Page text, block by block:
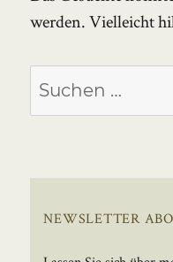
werden. Vielleicht
Suchen
nach:
NEWSLETTER